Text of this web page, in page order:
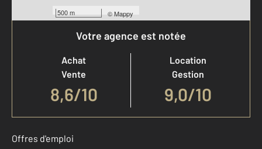
500 m ©Mappy
Votre agence est notée
Achat
Vente
8,6/10
Location
Gestion
9,0/10
Offres d'emploi